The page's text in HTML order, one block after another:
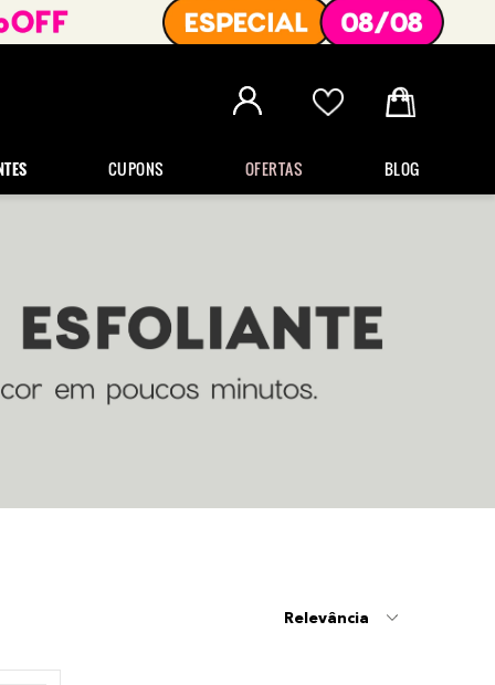
CUPONS OFERTAS BLOG
Relevância